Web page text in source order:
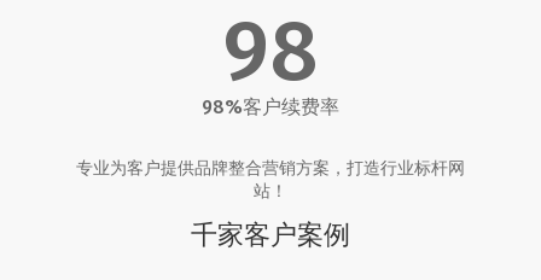
98
98%客户续费率
专业为客户提供品牌整合营销方案，打造行业标杆网
站！
千家客户案例